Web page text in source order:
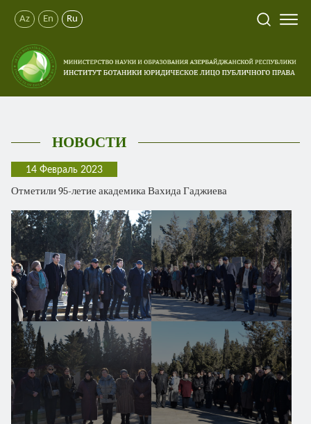
Az En Ru
НОВОСТИ
14 Февраль 2023
Отметили 95-летие академика Вахида Гаджиева